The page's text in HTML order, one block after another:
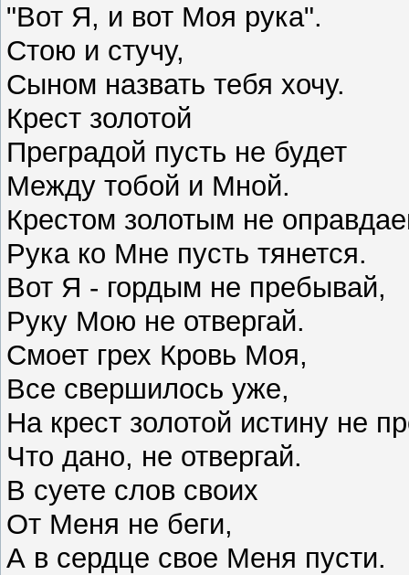
"Вот Я, и вот Моя рука".
Стою и стучу,
Сыном назвать тебя хочу.
Крест золотой
Преградой пусть не будет
Между тобой и Мной.
Крестом золотым не
Рука ко Мне пусть тянется.
Вот Я - гордым не пребывай,
Руку Мою не отвергай.
Смоет грех Кровь Моя,
Все свершилось уже,
На крест золотой истину не
Что дано, не отвергай.
В суете слов своих
От Меня не беги,
А в сердце свое Меня пусти.